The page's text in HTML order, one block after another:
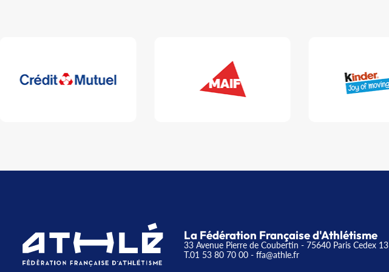
La Fédération Française d'Athlétisme
33 Avenue Pierre de Coubertin - 75640 Paris Cedex 13
T.01 53 80 70 00 - ffa@athle.fr